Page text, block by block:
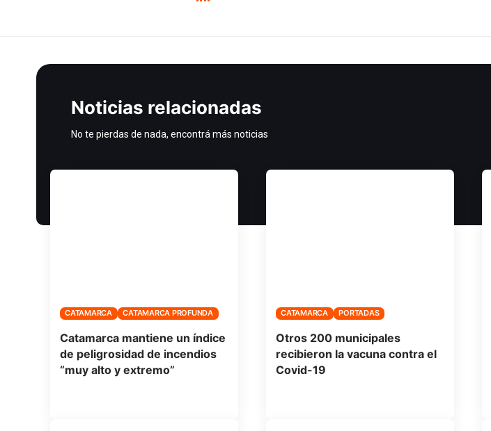
Noticias relacionadas
No te pierdas de nada, encontrá más noticias
CATAMARCA CATAMARCA PROFUNDA
Catamarca mantiene un índice
de peligrosidad de incendios
“muy alto y extremo”
CATAMARCA PORTADAS
Otros 200 municipales
recibieron la vacuna contra el
Covid-19